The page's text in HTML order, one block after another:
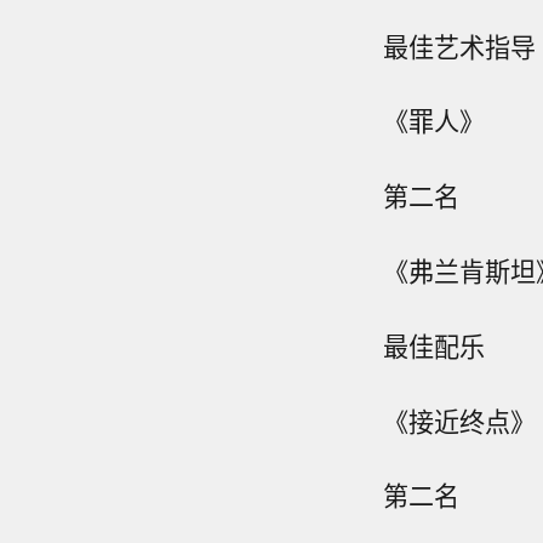
最佳艺术指导
《罪人》
第二名
《弗兰肯斯
最佳配乐
《接近终点》
第二名